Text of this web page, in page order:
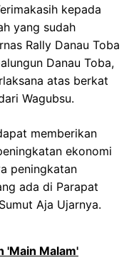
kepada
yang sudah
Rally Danau Toba
Danau Toba,
atas berkat
Wagubsu.
memberikan
ekonomi
peningkatan
ada di Parapat
Aja Ujarnya.
'Main Malam'